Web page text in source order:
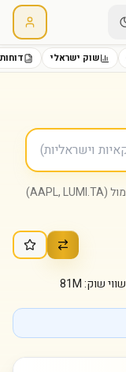
שוק ישראלי
שווי שוק:81M